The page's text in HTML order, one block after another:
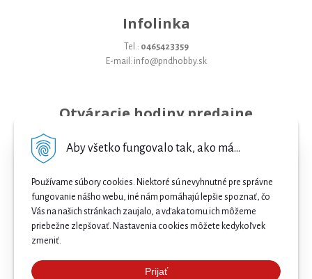
Aby všetko fungovalo tak, ako má...
Používame súbory cookies. Niektoré sú nevyhnutné pre správne
fungovanie nášho webu, iné nám pomáhajú lepšie spoznať, čo
Vás na našich stránkach zaujalo, a vďaka tomu ich môžeme
priebežne zlepšovať. Nastavenia cookies môžete kedykoľvek
zmeniť.
Prijať
Infolinka
Tel.: 0465423359
E-mail: info@pndhobby.sk
Otváracie hodiny predajne
Streda 09-17
Štvrtok 09-17
Sobota 09-12